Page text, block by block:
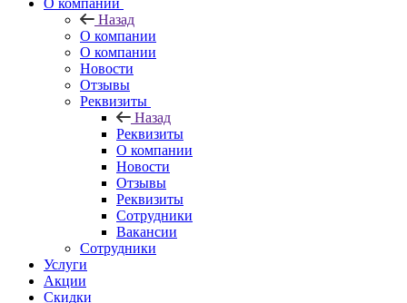
О компании
Назад
О компании
О компании
Новости
Отзывы
Реквизиты
Назад
Реквизиты
О компании
Новости
Отзывы
Реквизиты
Сотрудники
Вакансии
Сотрудники
Услуги
Акции
Скидки